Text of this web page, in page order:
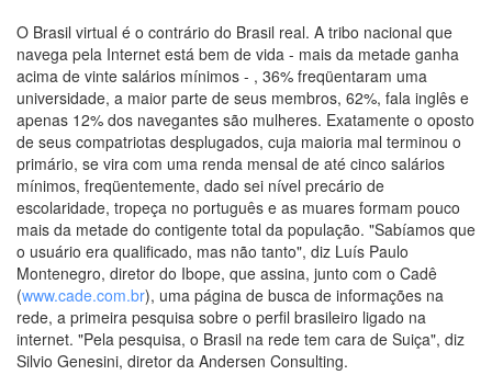
O Brasil virtual é o contrário do Brasil real. A tribo nacional que
navega pela Internet está bem de vida - mais da metade ganha
acima de vinte salários mínimos - , 36% freqüentaram uma
universidade, a maior parte de seus membros, 62%, fala inglês e
apenas 12% dos navegantes são mulheres. Exatamente o oposto
de seus compatriotas desplugados, cuja maioria mal terminou o
primário, se vira com uma renda mensal de até cinco salários
mínimos, freqüentemente, dado sei nível precário de
escolaridade, tropeça no português e as muares formam pouco
mais da metade do contigente total da população. "Sabíamos que
o usuário era qualificado, mas não tanto", diz Luís Paulo
Montenegro, diretor do Ibope, que assina, junto com o Cadê
(www.cade.com.br), uma página de busca de informações na
rede, a primeira pesquisa sobre o perfil brasileiro ligado na
internet. "Pela pesquisa, o Brasil na rede tem cara de Suiça", diz
Silvio Genesini, diretor da Andersen Consulting.